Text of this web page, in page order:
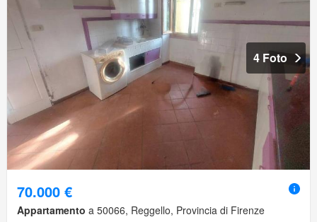
4 Foto
70.000 €
Appartamento a 50066, Reggello, Provincia di Firenze